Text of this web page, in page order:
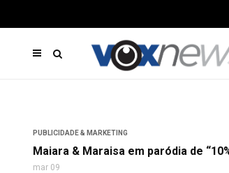
PUBLICIDADE & MARKETING
Maiara & Maraisa em paródia de
mar 09